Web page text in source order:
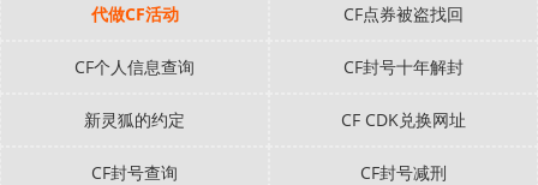
代做CF活动 CF点券被盗找回
CF个人信息查询 CF封号十年解封
新灵狐的约定 CF CDK兑换网址
CF封号查询 CF封号减刑